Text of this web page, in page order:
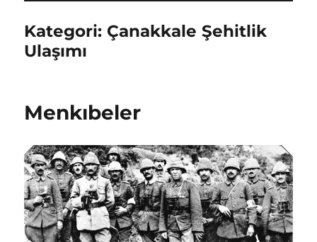
Kategori: Çanakkale Şehitlik
Ulaşımı
Menkıbeler